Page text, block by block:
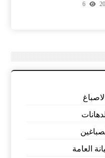
6
العامة